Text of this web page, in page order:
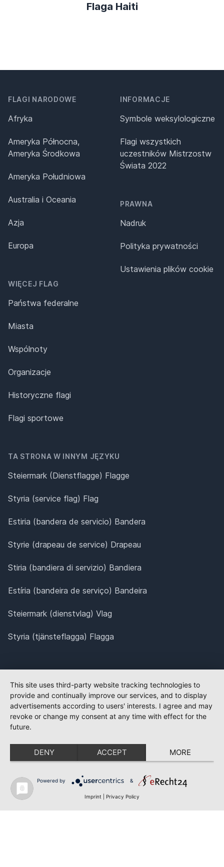
Flaga Haiti
FLAGI NARODOWE
Afryka
Ameryka Północna,
Ameryka Środkowa
Ameryka Południowa
Australia i Oceania
Azja
Europa
WIĘCEJ FLAG
Państwa federalne
Miasta
Wspólnoty
Organizacje
Historyczne flagi
Flagi sportowe
INFORMACJE
Symbole weksylologiczne
Flagi wszystkich
uczestników Mistrzostw
Świata 2022
PRAWNA
Nadruk
Polityka prywatności
Ustawienia plików cookie
TA STRONA W INNYM JĘZYKU
Steiermark (Dienstflagge) Flagge
Styria (service flag) Flag
Estiria (bandera de servicio) Bandera
Styrie (drapeau de service) Drapeau
Stiria (bandiera di servizio) Bandiera
Estíria (bandeira de serviço) Bandeira
Steiermark (dienstvlag) Vlag
Styria (tjänsteflagga) Flagga
This site uses third-party website tracking technologies to
provide and continually improve our services, and to display
advertisements according to users' interests. I agree and may
revoke or change my consent at any time with effect for the
future.
DENY ACCEPT MORE
Powered by &
Imprint Privacy Policy